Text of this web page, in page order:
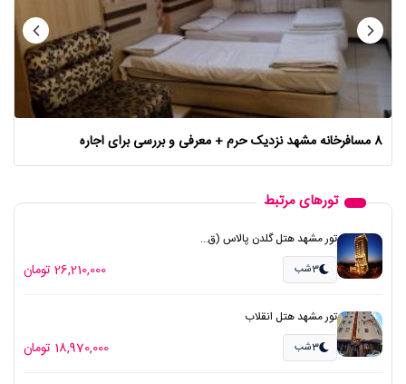
8 مسافرخانه‌ مشهد نزدیک حرم + معرفی و بررسی برای اجاره
تورهای مرتبط
تور مشهد هتل گلدن پالاس (ق...
3شب 26,210,000 تومان
تور مشهد هتل انقلاب
3شب 18,970,000 تومان